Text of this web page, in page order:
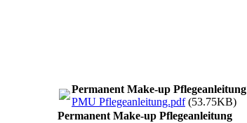
Permanent Make-up Pflegeanleitung
PMU Pflegeanleitung.pdf(53.75KB)
Permanent Make-up Pflegeanleitung